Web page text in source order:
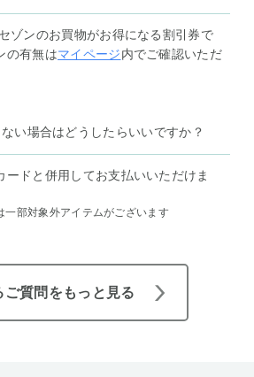
ゾンのお買物がお得になる割引券で
の有無はマイページ内でご確認いただ
い場合はどうしたらいいですか？
ードと併用してお支払いいただけま
部対象外アイテムがございます
ご質問をもっと見る